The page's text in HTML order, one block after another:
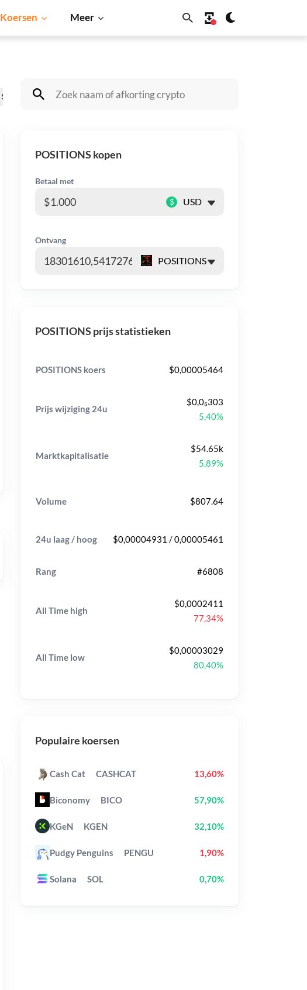
Koersen Meer
Shiba Inu Dogecoin Solana BNB
POSITIONS kopen
Betaal met
$
Ontvang
POSITIONS prijs statistieken
POSITIONS koers $0,00005464
Prijs wijziging 24u
$0,0₅303
5,40%
Marktkapitalisatie
$54.65k
5,89%
Volume $807.64
24u laag / hoog $0,00004931 / 0,00005461
Rang #6808
All Time high
$0,0002411
77,34%
All Time low
$0,00003029
80,40%
Populaire koersen
Cash Cat CASHCAT 13,60%
Biconomy BICO 57,90%
KGeN KGEN 32,10%
Pudgy Penguins PENGU 1,90%
Solana SOL 0,70%